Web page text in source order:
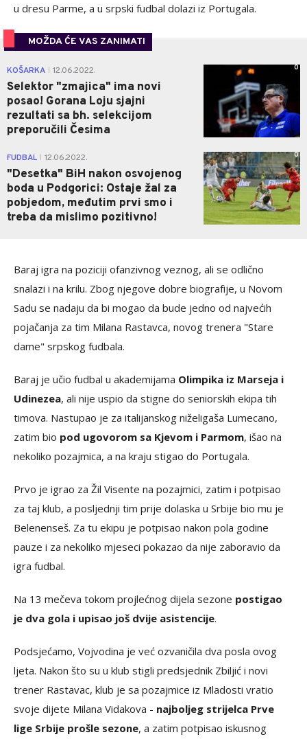
u dresu Parme, a u srpski fudbal dolazi iz Portugala.
MOŽDA ĆE VAS ZANIMATI
KOŠARKA 12.06.2022.
Selektor "zmajica" ima novi
posao! Gorana Loju sjajni
rezultati sa bh. selekcijom
preporučili Česima
0
FUDBAL 12.06.2022.
"Desetka" BiH nakon osvojenog
boda u Podgorici: Ostaje žal za
pobjedom, međutim prvi smo i
treba da mislimo pozitivno!
0
Baraj igra na poziciji ofanzivnog veznog, ali se odlično
snalazi i na krilu. Zbog njegove dobre biografije, u Novom
Sadu se nadaju da bi mogao da bude jedno od najvećih
pojačanja za tim Milana Rastavca, novog trenera "Stare
dame" srpskog fudbala.
Baraj je učio fudbal u akademijama Olimpika iz Marseja i
Udinezea, ali nije uspio da stigne do seniorskih ekipa tih
timova. Nastupao je za italijanskog niželigaša Lumecano,
zatim bio pod ugovorom sa Kjevom i Parmom, išao na
nekoliko pozajmica, a na kraju stigao do Portugala.
Prvo je igrao za Žil Visente na pozajmici, zatim i potpisao
za taj klub, a posljednji tim prije dolaska u Srbije bio mu je
Belenenseš. Za tu ekipu je potpisao nakon pola godine
pauze i za nekoliko mjeseci pokazao da nije zaboravio da
igra fudbal.
Na 13 mečeva tokom projlećnog dijela sezone postigao
je dva gola i upisao još dvije asistencije.
Podsjećamo, Vojvodina je već ozvaničila dva posla ovog
ljeta. Nakon što su u klub stigli predsjednik Zbiljić i novi
trener Rastavac, klub je sa pozajmice iz Mladosti vratio
svoje dijete Milana Vidakova - najboljeg strijelca Prve
lige Srbije prošle sezone, a zatim potpisao iskusnog